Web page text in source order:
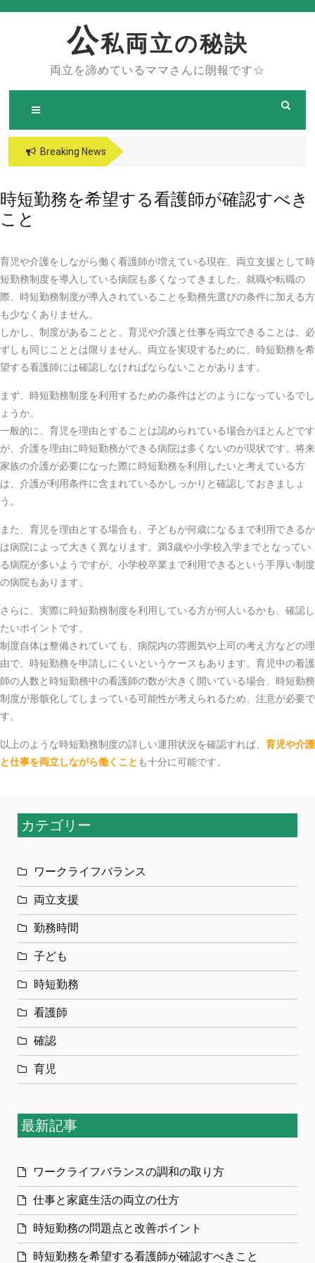
公私両立の秘訣
両立を諦めているママさんに朗報です☆
Breaking News
時短勤務を希望する看護師が確認すべき
こと
育児や介護をしながら働く看護師が増えている現在、両立支援として時
短勤務制度を導入している病院も多くなってきました。就職や転職の
際、時短勤務制度が導入されていることを勤務先選びの条件に加える方
も少なくありません。
しかし、制度があることと、育児や介護と仕事を両立できることは、必
ずしも同じこととは限りません。両立を実現するために、時短勤務を希
望する看護師には確認しなければならないことがあります。
まず、時短勤務制度を利用するための条件はどのようになっているでし
ょうか。
一般的に、育児を理由とすることは認められている場合がほとんどです
が、介護を理由に時短勤務ができる病院は多くないのが現状です。将来
家族の介護が必要になった際に時短勤務を利用したいと考えている方
は、介護が利用条件に含まれているかしっかりと確認しておきましょ
う。
また、育児を理由とする場合も、子どもが何歳になるまで利用できるか
は病院によって大きく異なります。満3歳や小学校入学までとなってい
る病院が多いようですが、小学校卒業まで利用できるという手厚い制度
の病院もあります。
さらに、実際に時短勤務制度を利用している方が何人いるかも、確認し
たいポイントです。
制度自体は整備されていても、病院内の雰囲気や上司の考え方などの理
由で、時短勤務を申請しにくいというケースもあります。育児中の看護
師の人数と時短勤務中の看護師の数が大きく開いている場合、時短勤務
制度が形骸化してしまっている可能性が考えられるため、注意が必要で
す。
以上のような時短勤務制度の詳しい運用状況を確認すれば、 育児や介護
と仕事を両立しながら働くこと も十分に可能です。
カテゴリー
ワークライフバランス
両立支援
勤務時間
子ども
時短勤務
看護師
確認
育児
最新記事
ワークライフバランスの調和の取り方
仕事と家庭生活の両立の仕方
時短勤務の問題点と改善ポイント
時短勤務を希望する看護師が確認すべきこと